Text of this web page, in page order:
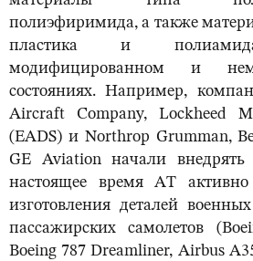
полиэфиримида, а также
пластика и
модифицированном и
состояниях. Например,
Aircraft Company, Lockheed
(EADS) и Northrop Grumman,
GE Aviation начали
настоящее время AТ
изготовления деталей
пассажирских самолетов
Boeing 787 Dreamliner, Airbus